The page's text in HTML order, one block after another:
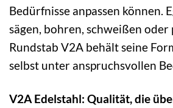
Bedürfnisse anpassen können.
sägen, bohren, schweißen
Rundstab V2A behält seine
selbst unter anspruchsvollen
V2A Edelstahl: Qualität, die